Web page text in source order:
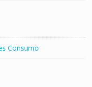
Consumo